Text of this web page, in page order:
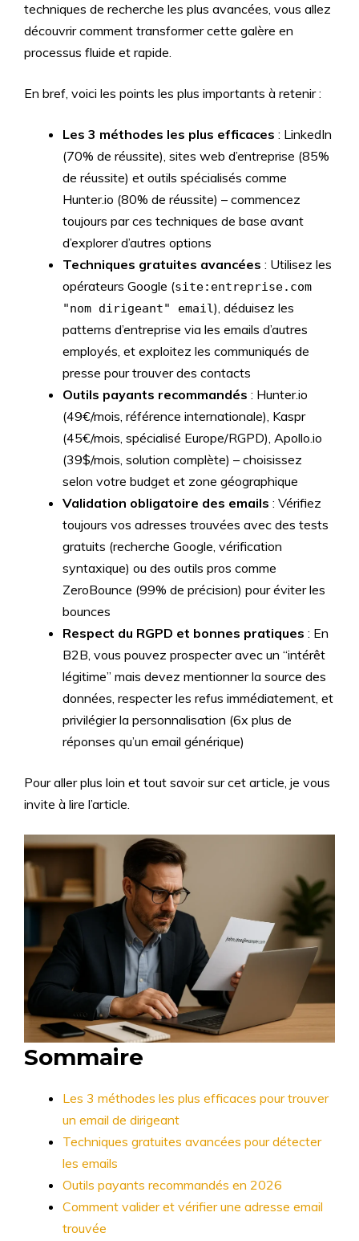
techniques de recherche les plus avancées, vous allez
découvrir comment transformer cette galère en
processus fluide et rapide.
En bref, voici les points les plus importants à retenir :
Les 3 méthodes les plus efficaces : LinkedIn
(70% de réussite), sites web d’entreprise (85%
de réussite) et outils spécialisés comme
Hunter.io (80% de réussite) – commencez
toujours par ces techniques de base avant
d’explorer d’autres options
Techniques gratuites avancées : Utilisez les
opérateurs Google (site:entreprise.com
"nom dirigeant" email), déduisez les
patterns d’entreprise via les emails d’autres
employés, et exploitez les communiqués de
presse pour trouver des contacts
Outils payants recommandés : Hunter.io
(49€/mois, référence internationale), Kaspr
(45€/mois, spécialisé Europe/RGPD), Apollo.io
(39$/mois, solution complète) – choisissez
selon votre budget et zone géographique
Validation obligatoire des emails : Vérifiez
toujours vos adresses trouvées avec des tests
gratuits (recherche Google, vérification
syntaxique) ou des outils pros comme
ZeroBounce (99% de précision) pour éviter les
bounces
Respect du RGPD et bonnes pratiques : En
B2B, vous pouvez prospecter avec un “intérêt
légitime” mais devez mentionner la source des
données, respecter les refus immédiatement, et
privilégier la personnalisation (6x plus de
réponses qu’un email générique)
Pour aller plus loin et tout savoir sur cet article, je vous
invite à lire l’article.
Sommaire
Les 3 méthodes les plus efficaces pour trouver
un email de dirigeant
Techniques gratuites avancées pour détecter
les emails
Outils payants recommandés en 2026
Comment valider et vérifier une adresse email
trouvée